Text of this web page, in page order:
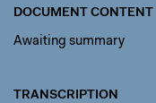
DOCUMENT CONTENT
Awaiting summary
TRANSCRIPTION